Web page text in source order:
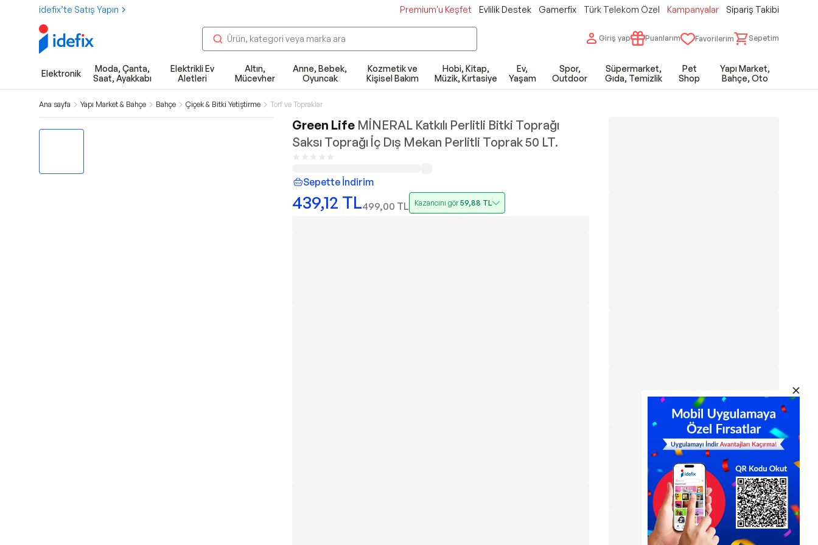
idefix’te Satış Yapın Premium'u Keşfet Evlilik Destek Gamerfix Türk Telekom Özel Kampanyalar Sipariş Takibi
Giriş yap Puanlarım Favorilerim Sepetim
Elektronik
Moda, Çanta,
Saat, Ayakkabı
Elektrikli Ev
Aletleri
Altın,
Mücevher
Anne, Bebek,
Oyuncak
Kozmetik ve
Kişisel Bakım
Hobi, Kitap,
Müzik, Kırtasiye
Ev,
Yaşam
Spor,
Outdoor
Süpermarket,
Gıda, Temizlik
Pet
Shop
Yapı Market,
Bahçe, Oto
Ana sayfa Yapı Market & Bahçe Bahçe Çiçek & Bitki Yetiştirme Torf ve Topraklar
Green Life MİNERAL Katkılı Perlitli Bitki Toprağı
Saksı Toprağı İç Dış Mekan Perlitli Toprak 50 LT.
Sepette İndirim
439,12 TL499,00 TL Kazancını gör59,88 TL